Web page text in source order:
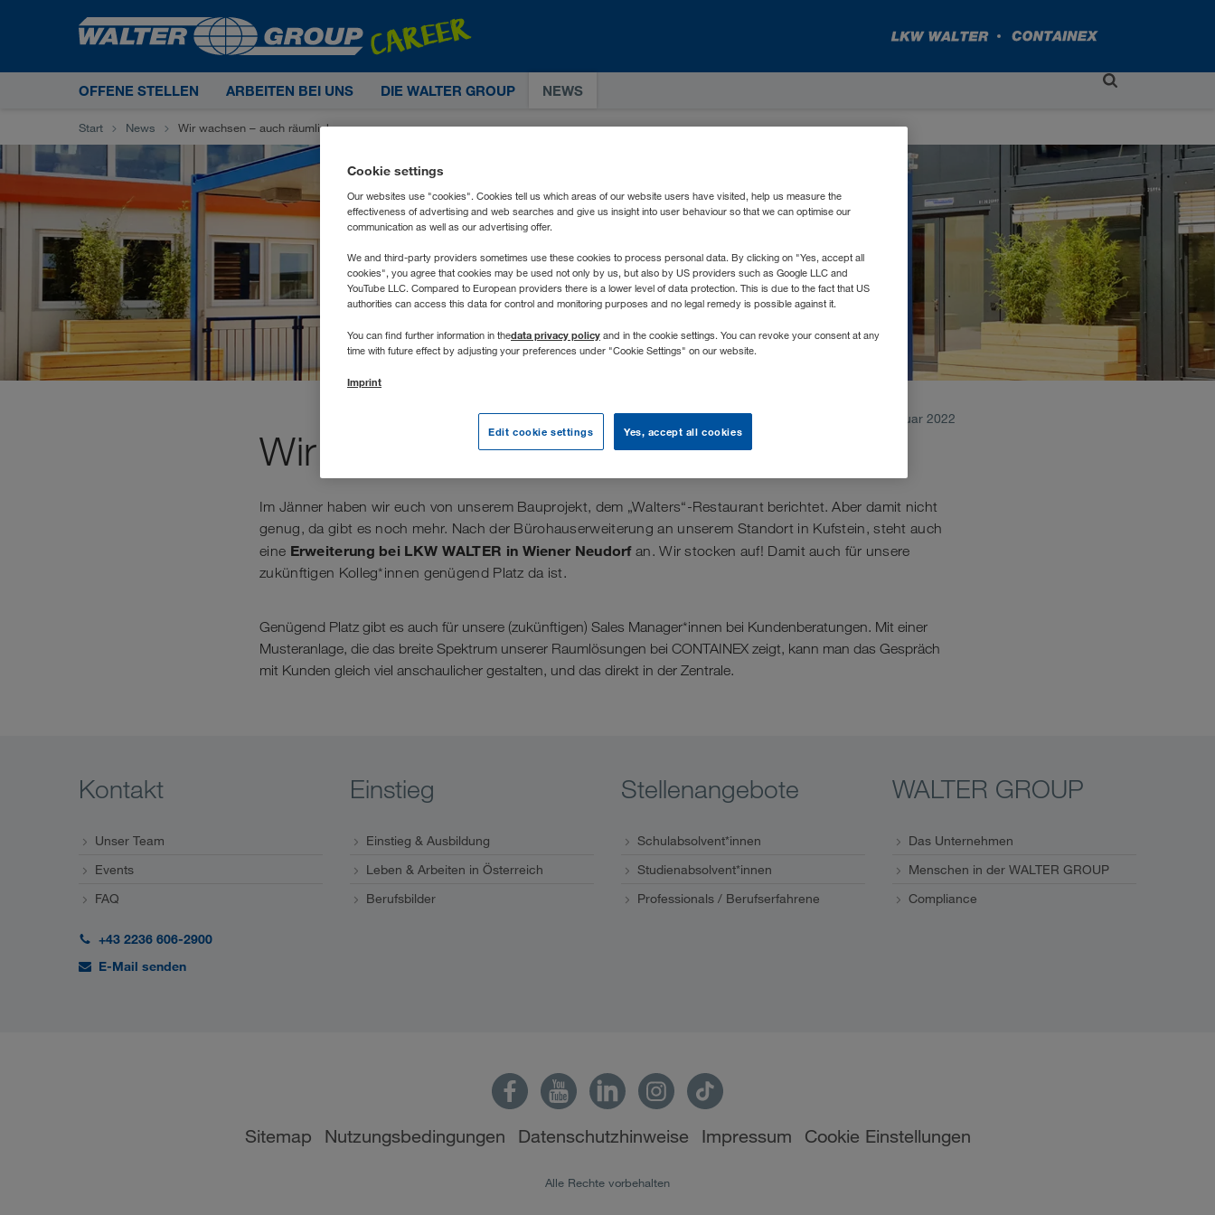
OFFENE STELLEN ARBEITEN BEI UNS DIE WALTER GROUP NEWS
Start News Wir wachsen – auch räumlich
Februar 2022
Wir wachsen – auch räumlich
Im Jänner haben wir euch von unserem Bauprojekt, dem „Walters“-Restaurant berichtet. Aber damit nicht
genug, da gibt es noch mehr. Nach der Bürohauserweiterung an unserem Standort in Kufstein, steht auch
eine Erweiterung bei LKW WALTER in Wiener Neudorfan. Wir stocken auf! Damit auch für unsere
zukünftigen Kolleg*innen genügend Platz da ist.
Genügend Platz gibt es auch für unsere (zukünftigen) Sales Manager*innen bei Kundenberatungen. Mit einer
Musteranlage, die das breite Spektrum unserer Raumlösungen bei CONTAINEX zeigt, kann man das Gespräch
mit Kunden gleich viel anschaulicher gestalten, und das direkt in der Zentrale.
Kontakt
Unser Team
Events
FAQ
+43 2236 606-2900
E-Mail senden
Einstieg
Einstieg & Ausbildung
Leben & Arbeiten in Österreich
Berufsbilder
Stellenangebote
Schulabsolvent*innen
Studienabsolvent*innen
Professionals / Berufserfahrene
WALTER GROUP
Das Unternehmen
Menschen in der WALTER GROUP
Compliance
Sitemap Nutzungsbedingungen Datenschutzhinweise Impressum Cookie Einstellungen
Alle Rechte vorbehalten
Cookie settings
Our websites use "cookies". Cookies tell us which areas of our website users have visited, help us measure the
effectiveness of advertising and web searches and give us insight into user behaviour so that we can optimise our
communication as well as our advertising offer.
We and third-party providers sometimes use these cookies to process personal data. By clicking on "Yes, accept all
cookies", you agree that cookies may be used not only by us, but also by US providers such as Google LLC and
YouTube LLC. Compared to European providers there is a lower level of data protection. This is due to the fact that US
authorities can access this data for control and monitoring purposes and no legal remedy is possible against it.
You can find further information in thedata privacy policy and in the cookie settings. You can revoke your consent at any
time with future effect by adjusting your preferences under "Cookie Settings" on our website.
Imprint
Edit cookie settings Yes, accept all cookies